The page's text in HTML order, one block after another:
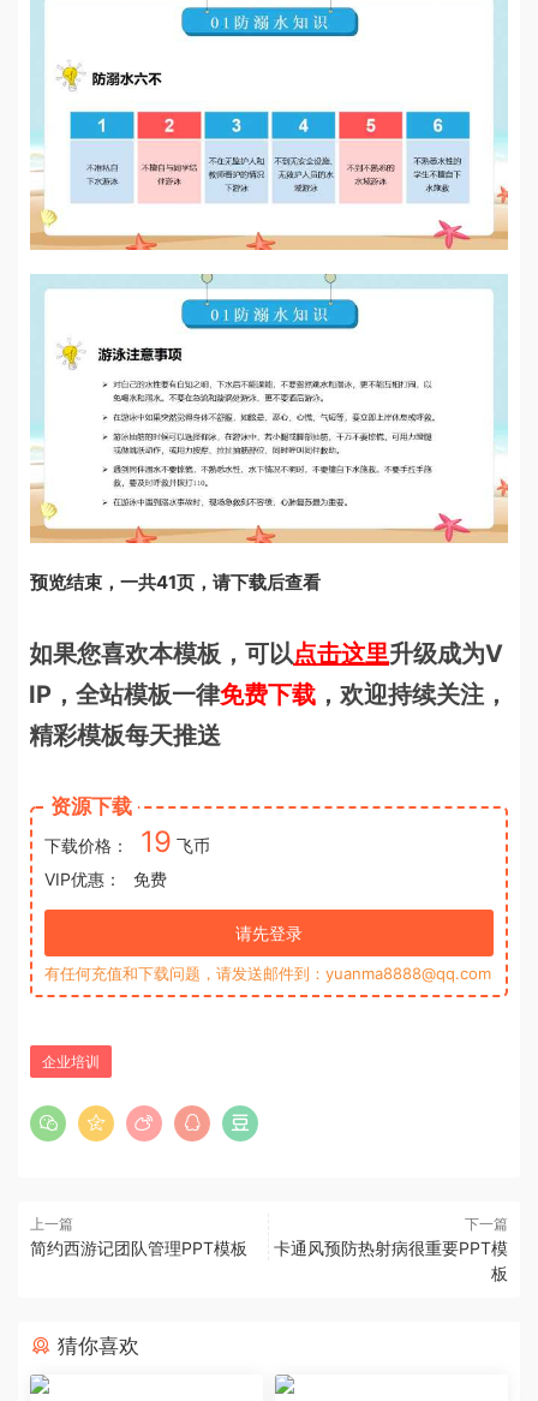
预览结束，一共41页，请下载后查看
如果您喜欢本模板，可以点击这里升级成为V
IP，全站模板一律免费下载 ，欢迎持续关注，
精彩模板每天推送
资源下载
下载价格： 19 飞币
VIP优惠：
免费
请先登录
有任何充值和下载问题，请发送邮件到：yuanma8888@qq.com
企业培训
上一篇
简约西游记团队管理PPT模板
下一篇
卡通风预防热射病很重要PPT模
板
猜你喜欢